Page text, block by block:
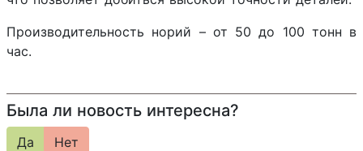
Производительность норий – от 50 до 100 тонн в
час.
Была ли новость интересна?
Да Нет